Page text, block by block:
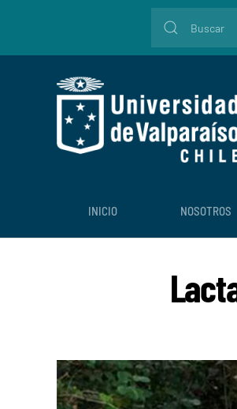
INICIO NOSOTROS